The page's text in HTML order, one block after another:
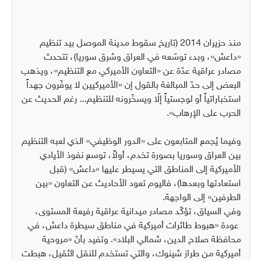
منذ حزيران 2014 (تاريخ سقوط مدينة الموصل بيد تنظيم
«داعش»، وبدء توسّعه في العراق وشرق سوريا)، تتحدث
مصادر عراقية عدّة عن «التعاون الأميركي مع التنظيم»، ويذهب
البعض إلى حدّ المبالغة بالقول إن «الأميركيين لا يوفّرون جهداً
استخباراتياً أو لوجستياً إلّا ويسخّرونه للتنظيم... رغم الحديث عن
الحرب على الإرهاب».
وفيما يُجمع المتابعون على «الدور الوظيفي» الذي لعبه التنظيم
بين العراق وسوريا بصورة تخدم، أولاً، توسع نفوذ الأيادي
الأميركية إلى المناطق التي يسيطر عليها «داعش» (قبل
استعادتها وبعدها)، فاليوم تعود الأحاديث عن التعاون «بين
الطرفين» إلى الواجهة.
وفي السياق، تؤكّد مصادر ميدانية عراقية رفيعة المستوى،
عودة «هبوط طائرات أميركية في مناطق سيطرة داعش، في
محافظة صلاح الدين، شمالي البلاد». وتفيد بأنّ «مروحية
أميركية من طراز شينوك، والتي تستخدم للنقل الثقيل، هبطت